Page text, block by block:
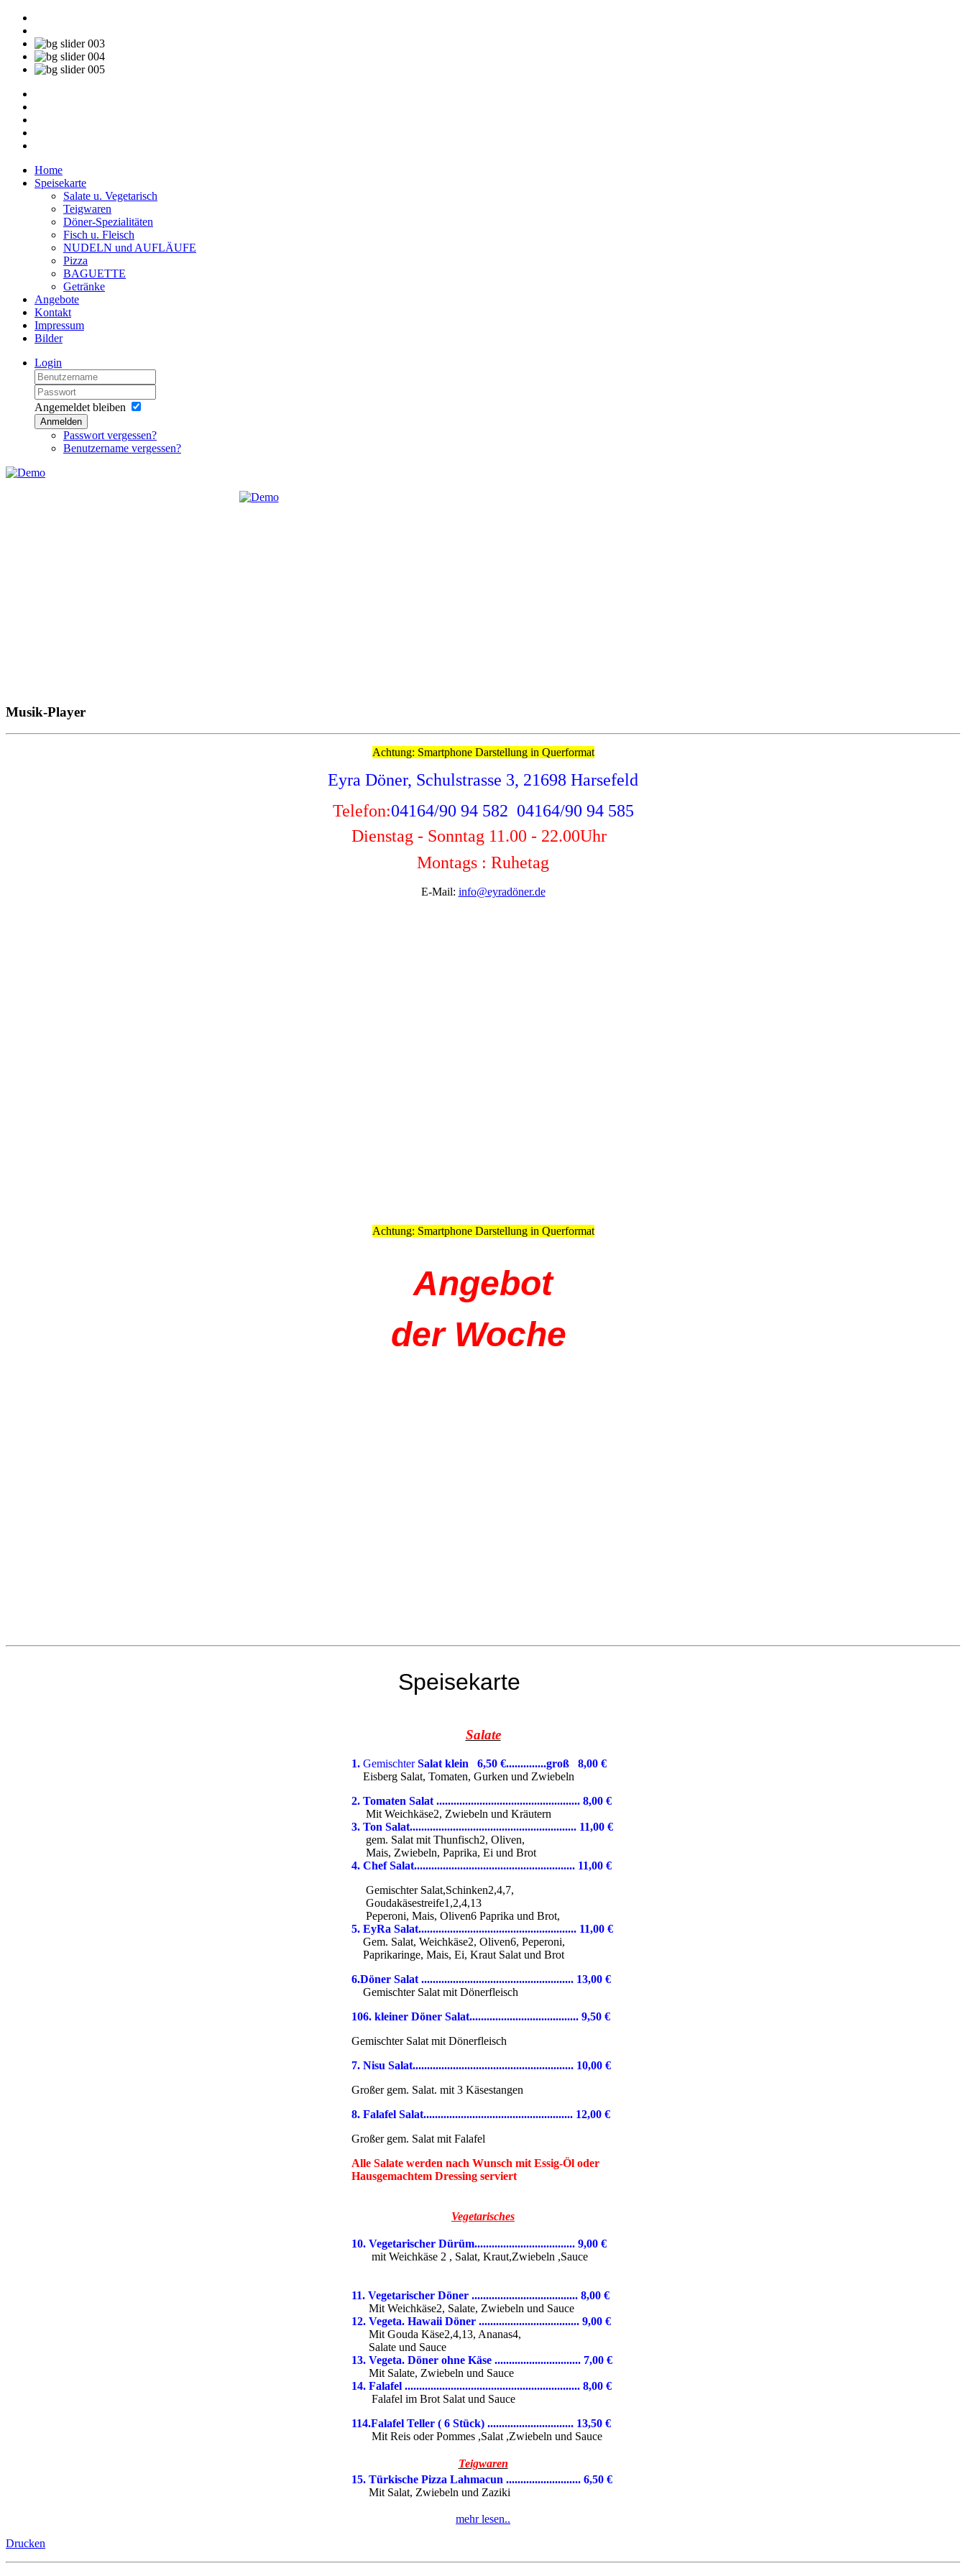
Home
Speisekarte
Salate u. Vegetarisch
Teigwaren
Döner-Spezialitäten
Fisch u. Fleisch
NUDELN und AUFLÄUFE
Pizza
BAGUETTE
Getränke
Angebote
Kontakt
Impressum
Bilder
Login
Angemeldet bleiben
Anmelden
Passwort vergessen?
Benutzername vergessen?
Musik-Player
Achtung: Smartphone Darstellung in Querformat
Eyra Döner, Schulstrasse 3, 21698 Harsefeld
Telefon:04164/90 94 582 04164/90 94 585
Dienstag - Sonntag 11.00 - 22.00Uhr
Montags : Ruhetag
E-Mail: info@eyradöner.de
Achtung: Smartphone Darstellung in Querformat
Angebot
der Woche
Speisekarte
Salate
1. GemischterSalat klein 6,50 €..............groß 8,00 €
Eisberg Salat, Tomaten, Gurken und Zwiebeln
2. Tomaten Salat .................................................. 8,00 €
Mit Weichkäse2, Zwiebeln und Kräutern
3. Ton Salat.......................................................... 11,00 €
gem. Salat mit Thunfisch2, Oliven,
Mais, Zwiebeln, Paprika, Ei und Brot
4. Chef Salat........................................................ 11,00 €
Gemischter Salat,Schinken2,4,7,
Goudakäsestreife1,2,4,13
Peperoni, Mais, Oliven6 Paprika und Brot,
5. EyRa Salat....................................................... 11,00 €
Gem. Salat, Weichkäse2, Oliven6, Peperoni,
Paprikaringe, Mais, Ei, Kraut Salat und Brot
6.Döner Salat ..................................................... 13,00 €
Gemischter Salat mit Dönerfleisch
106. kleiner Döner Salat...................................... 9,50 €
Gemischter Salat mit Dönerfleisch
7. Nisu Salat........................................................ 10,00 €
Großer gem. Salat. mit 3 Käsestangen
8. Falafel Salat.................................................... 12,00 €
Großer gem. Salatmit Falafel
Alle Salate werden nach Wunsch mit Essig-Öl oder
Hausgemachtem Dressing serviert
Vegetarisches
10. Vegetarischer Dürüm................................... 9,00 €
mit Weichkäse 2 , Salat, Kraut,Zwiebeln ,Sauce
11. Vegetarischer Döner ..................................... 8,00 €
Mit Weichkäse2, Salate, Zwiebeln und Sauce
12. Vegeta. Hawaii Döner ................................... 9,00 €
Mit Gouda Käse2,4,13, Ananas4,
Salate und Sauce
13. Vegeta. Döner ohne Käse .............................. 7,00 €
Mit Salate, Zwiebeln und Sauce
14. Falafel ............................................................. 8,00 €
Falafel im Brot Salat und Sauce
114.Falafel Teller ( 6 Stück) .............................. 13,50 €
Mit Reis oder Pommes ,Salat ,Zwiebeln und Sauce
Teigwaren
15. Türkische Pizza Lahmacun .......................... 6,50 €
Mit Salat, Zwiebeln und Zaziki
mehr lesen..
Drucken